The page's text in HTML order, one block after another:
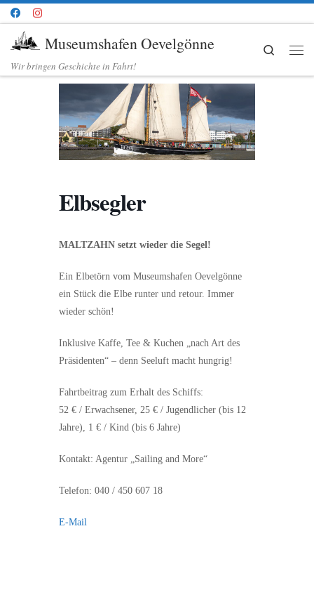
Zum Inhalt springen
Museumshafen Oevelgönne
Wir bringen Geschichte in Fahrt!
Search
Elbsegler
MALTZAHN setzt wieder die Segel!
Ein Elbetörn vom Museumshafen Oevelgönne
ein Stück die Elbe runter und retour. Immer
wieder schön!
Inklusive Kaffe, Tee & Kuchen „nach Art des
Präsidenten“ – denn Seeluft macht hungrig!
Fahrtbeitrag zum Erhalt des Schiffs:
52 € / Erwachsener, 25 € / Jugendlicher (bis 12
Jahre), 1 € / Kind (bis 6 Jahre)
Kontakt: Agentur „Sailing and More“
Telefon: 040 / 450 607 18
E-Mail